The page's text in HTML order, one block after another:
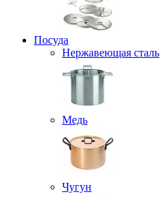
Посуда
Нержавеющая сталь
Медь
Чугун